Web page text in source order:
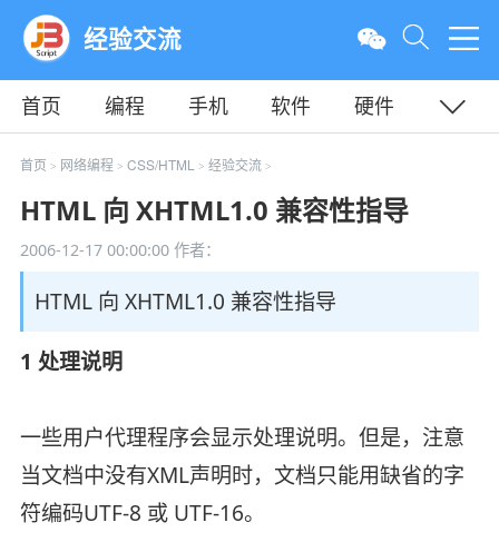
经验交流
首页 编程 手机 软件
硬件
教程
平面 服务器
首页 > 网络编程 > CSS/HTML > 经验交流>
HTML 向 XHTML1.0 兼容性指导
2006-12-17 00:00:00作者：
HTML 向 XHTML1.0 兼容性指导
1 处理说明
一些用户代理程序会显示处理说明。但是，注意
当文档中没有XML声明时，文档只能用缺省的字
符编码UTF-8 或 UTF-16。